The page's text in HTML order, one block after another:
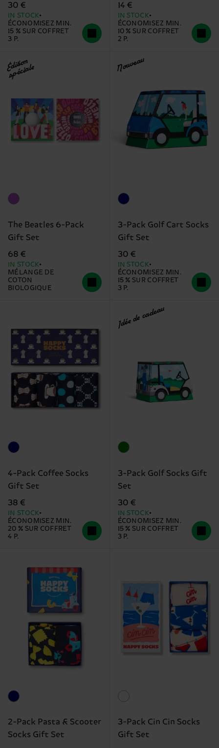
30 €
IN STOCK
ÉCONOMISEZ MIN.
15 % SUR COFFRET
3 P.
14 €
IN STOCK
ÉCONOMISEZ MIN.
10 % SUR COFFRET
2 P.
Édition
spéciale
The Beatles 6-Pack
Gift Set
68 €
IN STOCK
MÉLANGE DE
COTON
BIOLOGIQUE
Nouveau
3-Pack Golf Cart Socks
Gift Set
30 €
IN STOCK
ÉCONOMISEZ MIN.
15 % SUR COFFRET
3 P.
4-Pack Coffee Socks
Gift Set
38 €
IN STOCK
ÉCONOMISEZ MIN.
20 % SUR COFFRET
4 P.
Idée de cadeau
3-Pack Golf Socks Gift
Set
30 €
IN STOCK
ÉCONOMISEZ MIN.
15 % SUR COFFRET
3 P.
2-Pack Pasta & Scooter
Socks Gift Set
3-Pack Cin Cin Socks
Gift Set